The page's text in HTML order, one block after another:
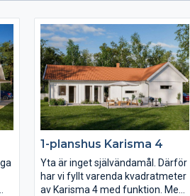
1-planshus Karisma 4
Yta är inget självändamål. Därför
har vi fyllt varenda kvadratmeter
av Karisma 4 med funktion. Med